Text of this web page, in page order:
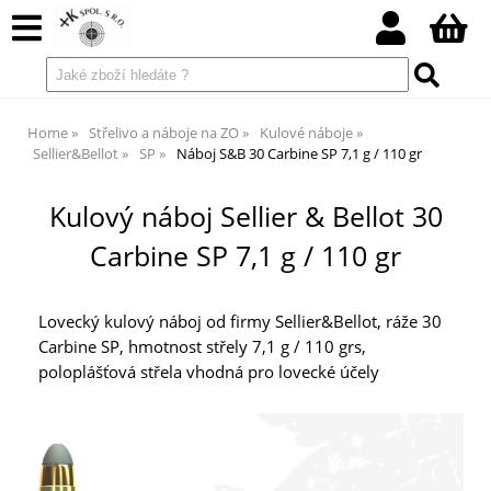
Home Střelivo a náboje na ZO
Kulové náboje
Sellier&Bellot
SP Náboj S&B 30 Carbine SP 7,1 g / 110 gr
Kulový náboj Sellier & Bellot 30
Carbine SP 7,1 g / 110 gr
Lovecký kulový náboj od firmy Sellier&Bellot, ráže 30
Carbine SP, hmotnost střely 7,1 g / 110 grs,
poloplášťová střela vhodná pro lovecké účely